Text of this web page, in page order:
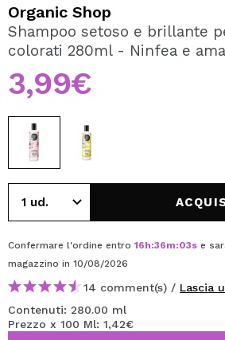
Creando un account su
acquisti velocemente, controllare lo
Organic Shop
Shampoo setoso e brillante
colorati 280ml - Ninfea e
3,99€
Confermare l'ordine entro 16h:36m:02s e
magazzino in 10/08/2026
14 comment(s) / Lascia
Contenuti: 280.00 ml
Prezzo x 100 Ml: 1,42€